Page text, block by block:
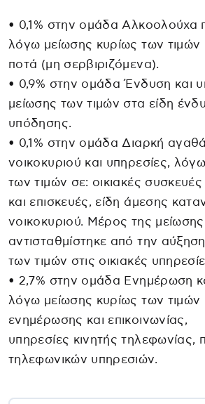
• 0,1% στην ομάδα Αλκοολούχα
λόγω μείωσης κυρίως των
ποτά (μη σερβιριζόμενα).
• 0,9% στην ομάδα Ένδυση και
μείωσης των τιμών στα είδη
υπόδησης.
• 0,1% στην ομάδα Διαρκή
νοικοκυριού και υπηρεσίες,
των τιμών σε: οικιακές συσκευές
και επισκευές, είδη άμεσης
νοικοκυριού. Μέρος της
αντισταθμίστηκε από την
των τιμών στις οικιακές
• 2,7% στην ομάδα Ενημέρωση
λόγω μείωσης κυρίως των τιμών
ενημέρωσης και επικοινωνίας,
υπηρεσίες κινητής τηλεφωνίας,
τηλεφωνικών υπηρεσιών.